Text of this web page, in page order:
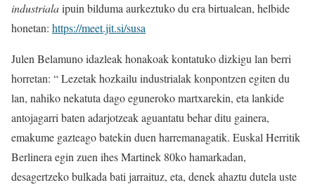
industrialaipuin bilduma aurkeztuko du era birtualean, helbide
honetan: https://meet.jit.si/susa
Julen Belamuno idazleak honakoak kontatuko dizkigu lan berri
horretan: “ Lezetak hozkailu industrialak konpontzen egiten du
lan, nahiko nekatuta dago eguneroko martxarekin, eta lankide
antojagarri baten adarjotzeak aguantatu behar ditu gainera,
emakume gazteago batekin duen harremanagatik. Euskal Herritik
Berlinera egin zuen ihes Martinek 80ko hamarkadan,
desagertzeko bulkada bati jarraituz, eta, denek ahaztu dutela uste